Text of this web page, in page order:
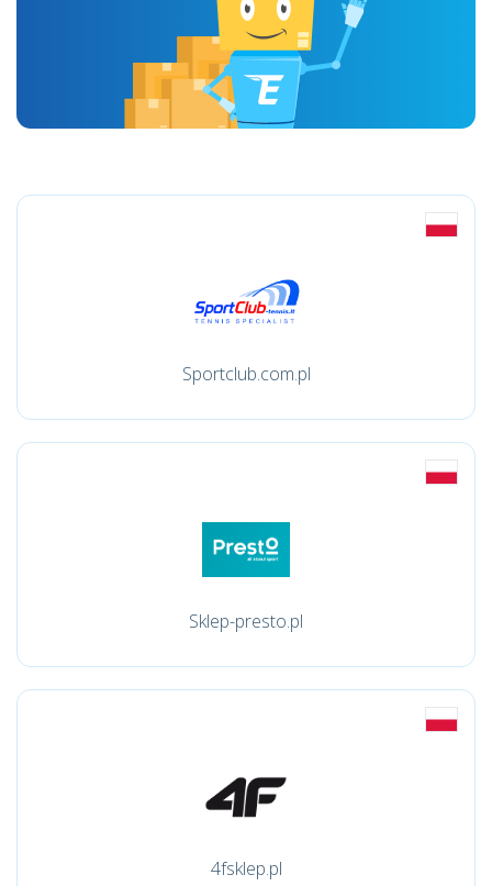
Sportclub.com.pl
Sklep-presto.pl
4fsklep.pl